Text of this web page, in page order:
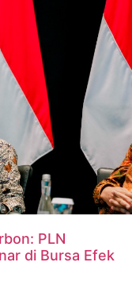
PLN
di Bursa Efek